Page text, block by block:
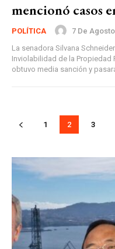
mencionó casos
POLÍTICA
7 De
La senadora Silvana
Inviolabilidad de la Propiedad
obtuvo media sanción y
1 2 3